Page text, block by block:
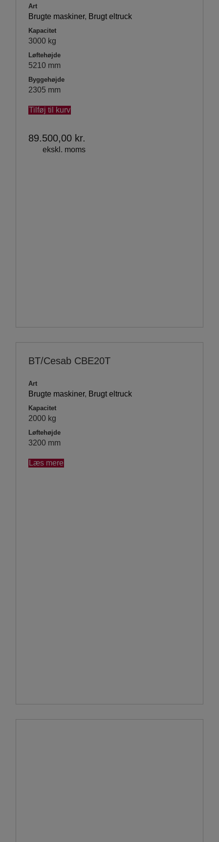
Art
Brugte maskiner, Brugt eltruck
Kapacitet
3000 kg
Løftehøjde
5210 mm
Byggehøjde
2305 mm
Tilføj til kurv
89.500,00 kr.
ekskl. moms
BT/Cesab CBE20T
Art
Brugte maskiner, Brugt eltruck
Kapacitet
2000 kg
Løftehøjde
3200 mm
Læs mere